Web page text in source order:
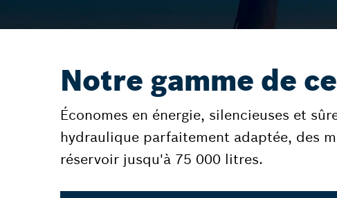
Notre gamme de
Économes en énergie, silencieuses et
hydraulique parfaitement adaptée, des
réservoir jusqu'à 75 000 litres.